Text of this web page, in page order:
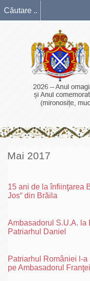
Mai 2017
15 ani de la înfiinţarea
Jos“ din Brăila
Ambasadorul S.U.A. la
Patriarhul Daniel
Patriarhul României l-
pe Ambasadorul